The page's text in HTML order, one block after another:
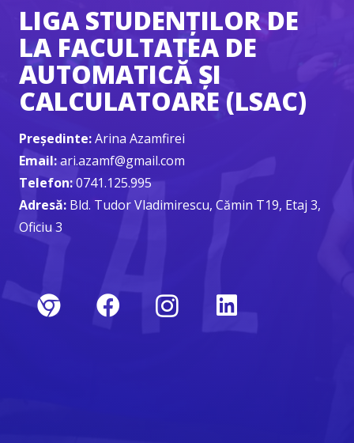
LIGA STUDENȚILOR DE
LA FACULTATEA DE
AUTOMATICĂ ȘI
CALCULATOARE (LSAC)
Președinte:Arina Azamfirei
Email:ari.azamf@gmail.com
Telefon:0741.125.995
Adresă: Bld. Tudor Vladimirescu, Cămin T19, Etaj 3,
Oficiu 3